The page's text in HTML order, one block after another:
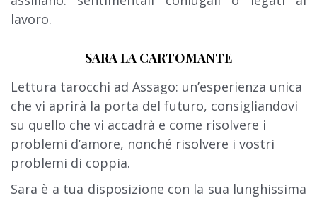
lavoro.
SARA LA CARTOMANTE
Lettura tarocchi ad Assago: un’esperienza unica
che vi aprirà la porta del futuro, consigliandovi
su quello che vi accadrà e come risolvere i
problemi d’amore, nonché risolvere i vostri
problemi di coppia.
Sara è a tua disposizione con la sua lunghissima